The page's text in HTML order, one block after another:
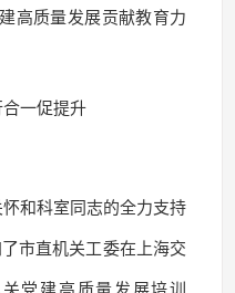
高质量发展贡献教育力
一促提升
和科室同志的全力支持
市直机关工委在上海交